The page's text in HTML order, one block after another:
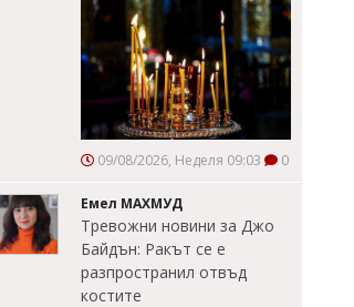
09/08/2026, Неделя 09:03 0
Емел МАХМУД
Тревожни новини за Джо
Байдън: Ракът се е
разпространил отвъд
костите